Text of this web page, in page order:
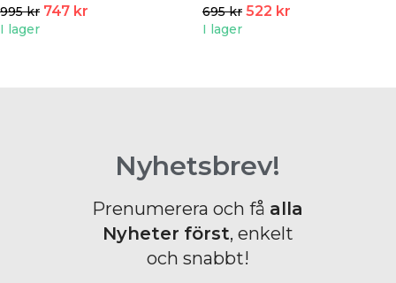
995kr 747 kr
I lager
695kr 522 kr
I lager
Nyhetsbrev!
Prenumerera och få alla
Nyheter först, enkelt
och snabbt!